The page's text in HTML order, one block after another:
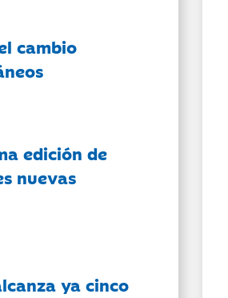
cambio
edición de
nuevas
ya cinco